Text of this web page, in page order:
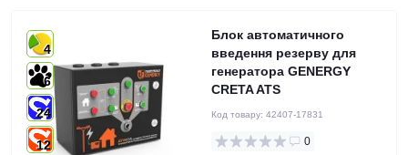
4
6
24
12
Блок автоматичного
введення резерву для
генератора GENERGY
CRETA ATS
Код товару: 42407-17831
0